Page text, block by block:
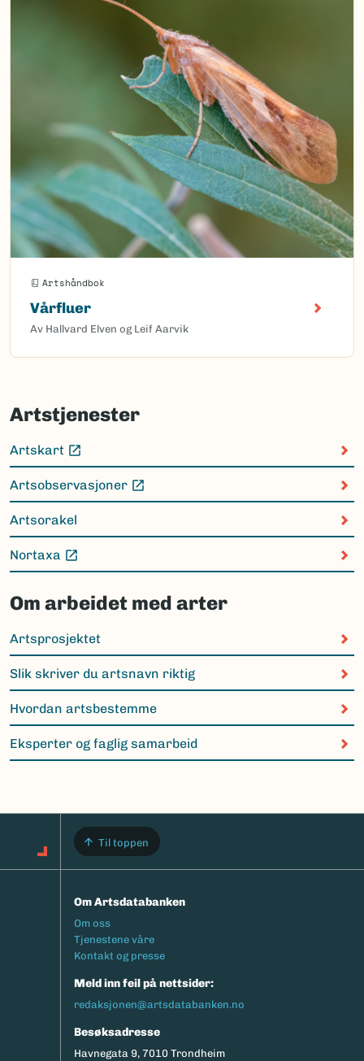
Artshåndbok
Vårfluer
Av Hallvard Elven og Leif Aarvik
Artstjenester
Artskart
(Ekstern lenke)
Artsobservasjoner
(Ekstern lenke)
Artsorakel
Nortaxa
(Ekstern lenke)
Om arbeidet med arter
Artsprosjektet
Slik skriver du artsnavn riktig
Hvordan artsbestemme
Eksperter og faglig samarbeid
Til toppen
Om Artsdatabanken
Footermeny
Om oss
Tjenestene våre
Kontakt og presse
Meld inn feil på nettsider:
redaksjonen@artsdatabanken.no
Besøksadresse
Havnegata 9, 7010 Trondheim